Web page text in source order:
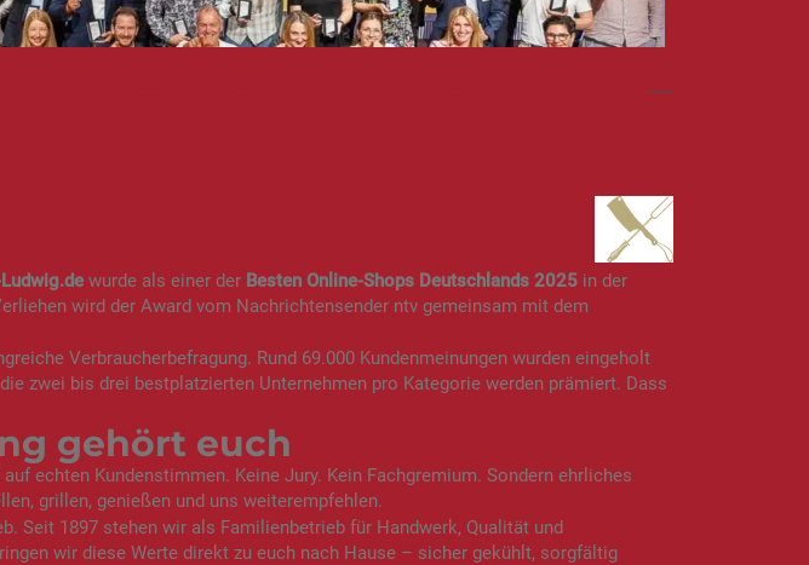
Ludwig.de wurde als einer der Besten Online-Shops Deutschlands 2025 in der
wird der Award vom Nachrichtensender ntv gemeinsam mit dem
Verbraucherbefragung. Rund 69.000 Kundenmeinungen wurden eingeholt
zwei bis drei bestplatzierten Unternehmen pro Kategorie werden prämiert. Dass
gehört euch
echten Kundenstimmen. Keine Jury. Kein Fachgremium. Sondern ehrliches
grillen, genießen und uns weiterempfehlen.
Seit 1897 stehen wir als Familienbetrieb für Handwerk, Qualität und
wir diese Werte direkt zu euch nach Hause – sicher gekühlt, sorgfältig